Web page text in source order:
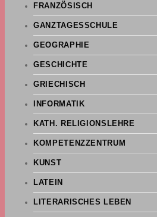
FRANZÖSISCH
GANZTAGESSCHULE
GEOGRAPHIE
GESCHICHTE
GRIECHISCH
INFORMATIK
KATH. RELIGIONSLEHRE
KOMPETENZZENTRUM
KUNST
LATEIN
LITERARISCHES LEBEN